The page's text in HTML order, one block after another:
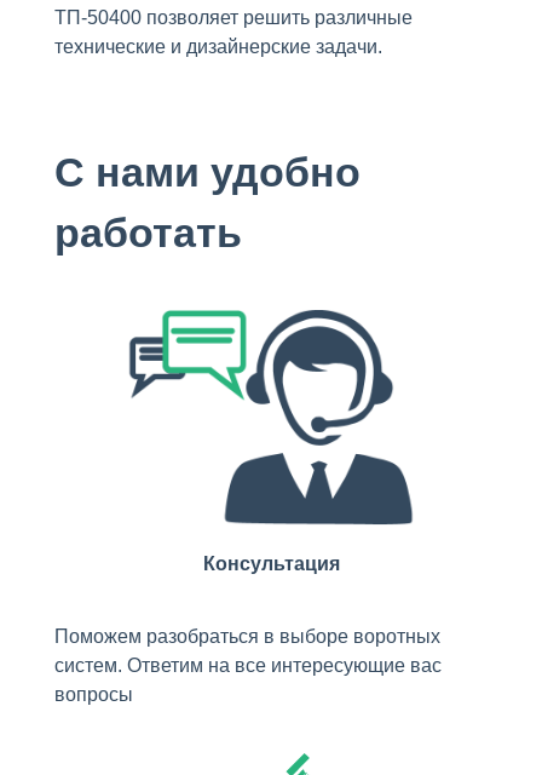
ТП-50400 позволяет решить различные
технические и дизайнерские задачи.
С нами удобно
работать
Консультация
Поможем разобраться в выборе воротных
систем. Ответим на все интересующие вас
вопросы